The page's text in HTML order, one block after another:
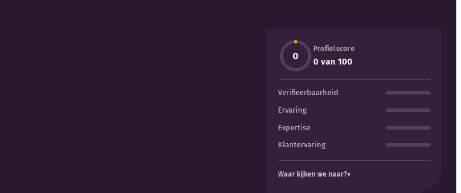
0
Profielscore
0 van 100
Verifieerbaarheid
Ervaring
Expertise
Klantervaring
Waar kijken we naar?